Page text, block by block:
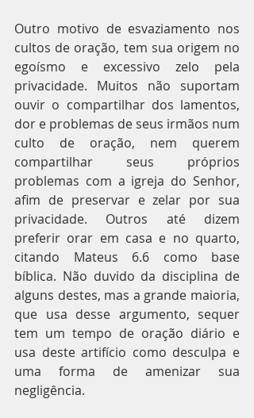
Outro motivo de esvaziamento nos
cultos de oração, tem sua origem no
egoísmo e excessivo zelo pela
privacidade. Muitos não suportam
ouvir o compartilhar dos lamentos,
dor e problemas de seus irmãos num
culto de oração, nem querem
compartilhar seus próprios
problemas com a igreja do Senhor,
afim de preservar e zelar por sua
privacidade. Outros até dizem
preferir orar em casa e no quarto,
citando Mateus 6.6 como base
bíblica. Não duvido da disciplina de
alguns destes, mas a grande maioria,
que usa desse argumento, sequer
tem um tempo de oração diário e
usa deste artifício como desculpa e
uma forma de amenizar sua
negligência.